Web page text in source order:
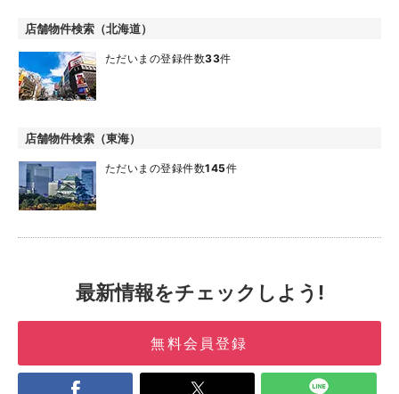
店舗物件検索（北海道）
ただいまの登録件数33件
店舗物件検索（東海）
ただいまの登録件数145件
最新情報をチェックしよう!
無料会員登録